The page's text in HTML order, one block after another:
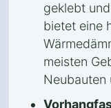
geklebt
bietet eine
meisten
Neubauten